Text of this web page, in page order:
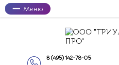
Меню
8 (495) 142-78-05